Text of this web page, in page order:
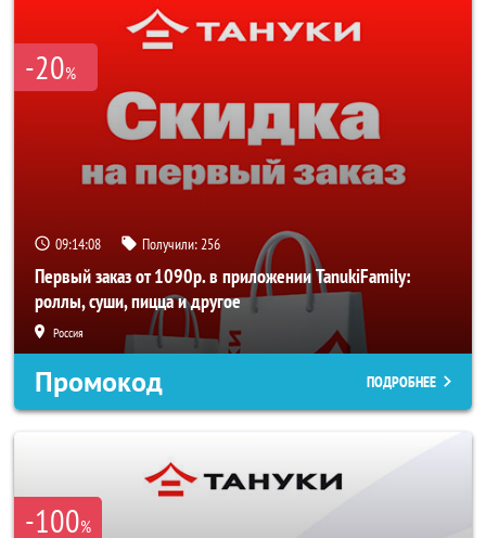
-20%
09:14:07 Получили:256
Первый заказ от 1090р. в приложении TanukiFamily:
роллы, суши, пицца и другое
Россия
Промокод ПОДРОБНЕЕ
-100%